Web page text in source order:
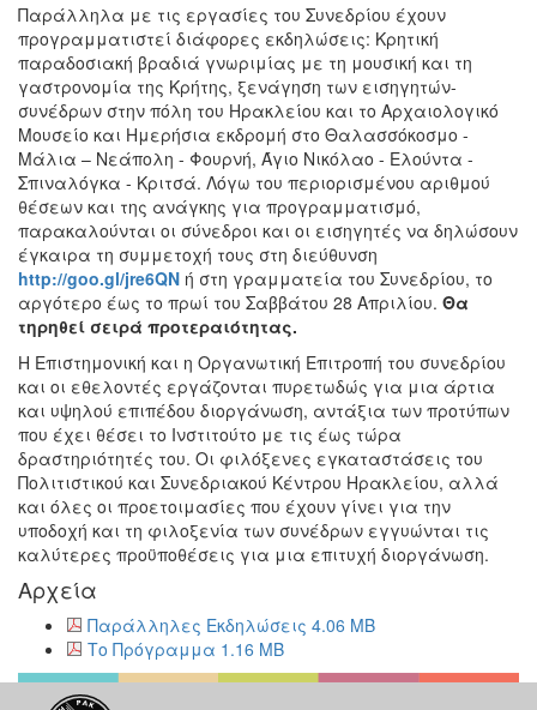
Παράλληλα με τις εργασίες του Συνεδρίου έχουν
προγραμματιστεί διάφορες εκδηλώσεις: Κρητική
παραδοσιακή βραδιά γνωριμίας με τη μουσική και τη
γαστρονομία της Κρήτης, ξενάγηση των εισηγητών-
συνέδρων στην πόλη του Ηρακλείου και το Αρχαιολογικό
Μουσείο και Ημερήσια εκδρομή στο Θαλασσόκοσμο -
Μάλια – Νεάπολη - Φουρνή, Άγιο Νικόλαο - Ελούντα -
Σπιναλόγκα - Κριτσά. Λόγω του περιορισμένου αριθμού
θέσεων και της ανάγκης για προγραμματισμό,
παρακαλούνται οι σύνεδροι και οι εισηγητές να δηλώσουν
έγκαιρα τη συμμετοχή τους στη διεύθυνση
http://goo.gl/jre6QN ή στη γραμματεία του Συνεδρίου, το
αργότερο έως το πρωί του Σαββάτου 28 Απριλίου. Θα
τηρηθεί σειρά προτεραιότητας.
Η Επιστημονική και η Οργανωτική Επιτροπή του συνεδρίου
και οι εθελοντές εργάζονται πυρετωδώς για μια άρτια
και υψηλού επιπέδου διοργάνωση, αντάξια των προτύπων
που έχει θέσει το Ινστιτούτο με τις έως τώρα
δραστηριότητές του. Οι φιλόξενες εγκαταστάσεις του
Πολιτιστικού και Συνεδριακού Κέντρου Ηρακλείου, αλλά
και όλες οι προετοιμασίες που έχουν γίνει για την
υποδοχή και τη φιλοξενία των συνέδρων εγγυώνται τις
καλύτερες προϋποθέσεις για μια επιτυχή διοργάνωση.
Αρχεία
Παράλληλες Εκδηλώσεις 4.06 MB
Το Πρόγραμμα 1.16 MB